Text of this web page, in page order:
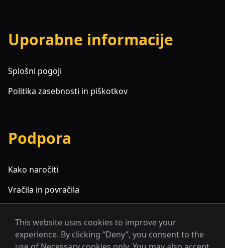
Uporabne informacije
Splošni pogoji
Politika zasebnosti in piškotkov
Podpora
Kako naročiti
Vračila in povračila
This website uses cookies to improve your
experience. By clicking “Deny”, you consent to the